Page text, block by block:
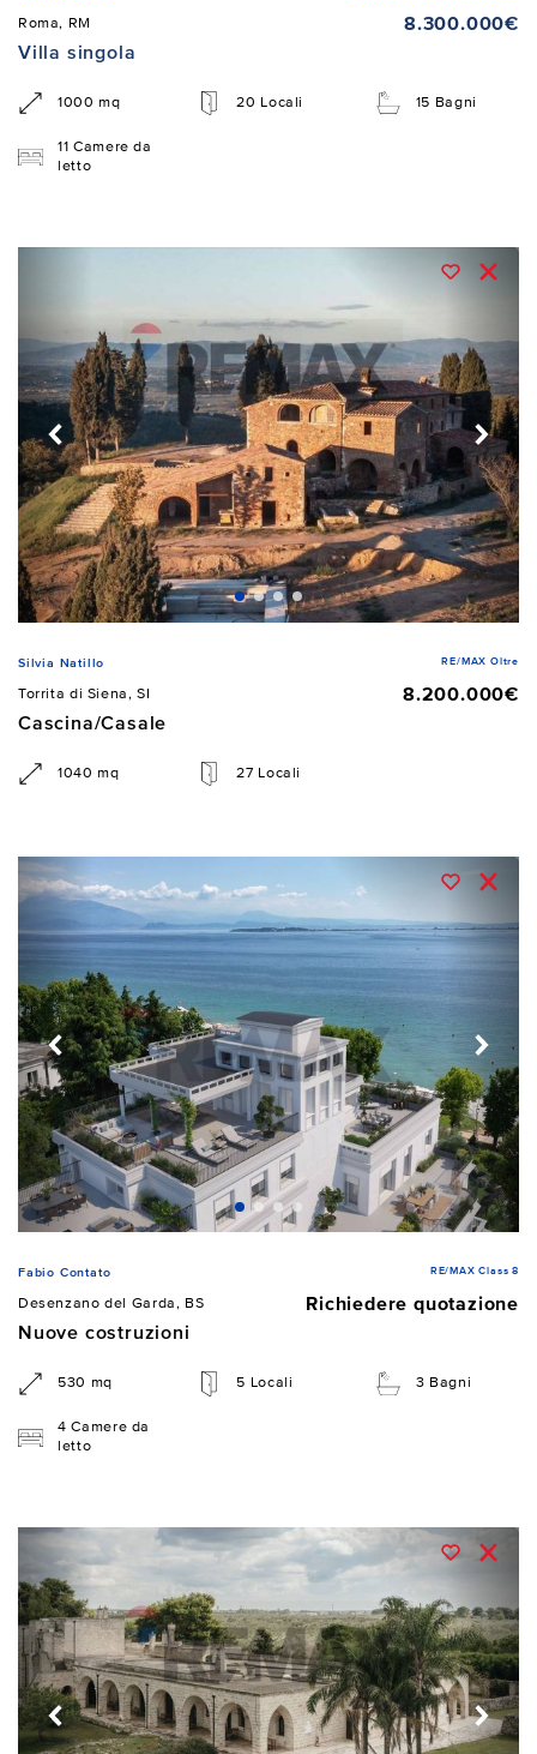
Roma, RM
8.300.000€
Villa singola
1000 mq 20 Locali 15 Bagni
11 Camere da
letto
Silvia Natillo RE/MAX Oltre
Torrita di Siena, SI
8.200.000€
Cascina/Casale
1040 mq 27 Locali
Fabio Contato RE/MAX Class 8
Desenzano del Garda, BS
Richiedere quotazione
Nuove costruzioni
530 mq 5 Locali 3 Bagni
4 Camere da
letto